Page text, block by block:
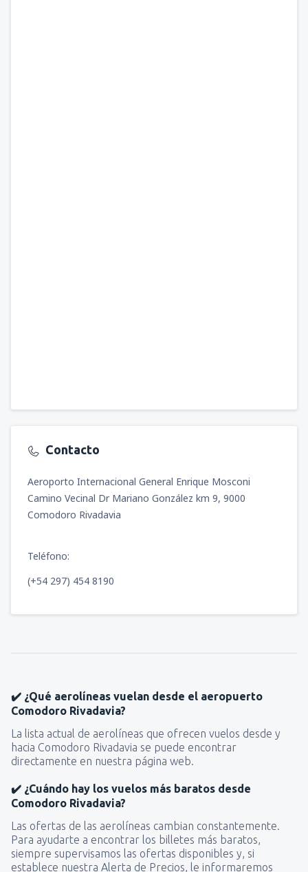
Contacto
Aeroporto Internacional General Enrique Mosconi
Camino Vecinal Dr Mariano González km 9, 9000
Comodoro Rivadavia
Teléfono:
(+54 297) 454 8190
✔️ ¿Qué aerolíneas vuelan desde el aeropuerto
Comodoro Rivadavia?
La lista actual de aerolíneas que ofrecen vuelos desde y
hacia Comodoro Rivadavia se puede encontrar
directamente en nuestra página web.
✔️ ¿Cuándo hay los vuelos más baratos desde
Comodoro Rivadavia?
Las ofertas de las aerolíneas cambian constantemente.
Para ayudarte a encontrar los billetes más baratos,
siempre supervisamos las ofertas disponibles y, si
establece nuestra Alerta de Precios, le informaremos